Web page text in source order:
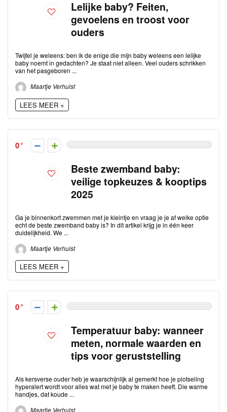
Lelijke baby? Feiten,
gevoelens en troost voor
ouders
Twijfel je weleens: ben ik de enige die mijn baby weleens een lelijke
baby noemt in gedachten? Je staat niet alleen. Veel ouders schrikken
van het pasgeboren ...
Maartje Verhulst
LEES MEER +
0
Beste zwemband baby:
veilige topkeuzes & kooptips
2025
Ga je binnenkort zwemmen met je kleintje en vraag je je af welke optie
echt de beste zwemband baby is? In dit artikel krijg je in één keer
duidelijkheid. We ...
Maartje Verhulst
LEES MEER +
0
Temperatuur baby: wanneer
meten, normale waarden en
tips voor geruststelling
Als kersverse ouder heb je waarschijnlijk al gemerkt hoe je plotseling
hyperalert wordt voor alles wat met je baby te maken heeft. Die warme
handjes, dat koude ...
Maartje Verhulst